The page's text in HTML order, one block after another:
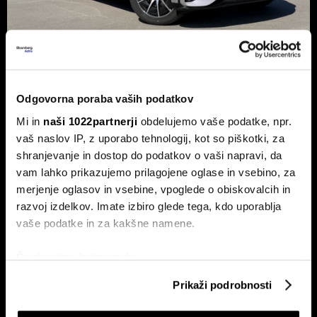
Odgovorna poraba vaših podatkov
Mi in naši 1022partnerji obdelujemo vaše podatke, npr.
vaš naslov IP, z uporabo tehnologij, kot so piškotki, za
shranjevanje in dostop do podatkov o vaši napravi, da
vam lahko prikazujemo prilagojene oglase in vsebino, za
merjenje oglasov in vsebine, vpoglede o obiskovalcih in
razvoj izdelkov. Imate izbiro glede tega, kdo uporablja
vaše podatke in za kakšne namene.
Če dovolite, želimo tudi:
Zbirati informacije o vaši geografski lokaciji, ki so
Identificirati napravo z aktivnim preverjanjem
Prikaži podrobnosti
Novi mercedes-benz GLC: Tvegana
elektrifikacija luksuza ali genialni
preboj?
Petična znamka iz Stuttgarta z elektrificirano uspešnico
napoveduje oster obrat v smeri pogonske alternative.
Novi jeep compass stavi na
dobil?